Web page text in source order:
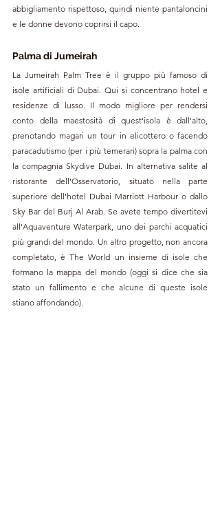
abbigliamento rispettoso, quindi niente pantaloncini
e le donne devono coprirsi il capo.
Palma di Jumeirah
La Jumeirah Palm Tree è il gruppo più famoso di
isole artificiali di Dubai. Qui si concentrano hotel e
residenze di lusso. Il modo migliore per rendersi
conto della maestosità di quest'isola è dall'alto,
prenotando magari un tour in elicottero o facendo
paracadutismo (per i più temerari) sopra la palma con
la compagnia Skydive Dubai. In alternativa salite al
ristorante dell'Osservatorio, situato nella parte
superiore dell'hotel Dubai Marriott Harbour o dallo
Sky Bar del Burj Al Arab. Se avete tempo divertitevi
all'Aquaventure Waterpark, uno dei parchi acquatici
più grandi del mondo. Un altro progetto, non ancora
completato, è The World un insieme di isole che
formano la mappa del mondo (oggi si dice che sia
stato un fallimento e che alcune di queste isole
stiano affondando).